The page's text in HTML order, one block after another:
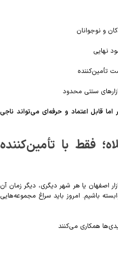
و نوجوانان
نهایی
تأمین‌کننده
سنتی محدود
اما قابل اعتماد و حرفه‌ای می‌تواند ناجی
فقط با تأمین‌کننده
اصفهان یا هر شهر دیگری، دیگر زمان آن
باشیم. امروز باید سراغ مجموعه‌هایی
همکاری می‌کنند